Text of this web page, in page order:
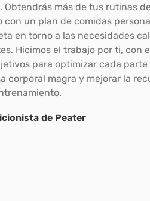
Obtendrás más de tus rutinas
con un plan de comidas
en torno a las necesidades
Hicimos el trabajo por ti, con
para optimizar cada parte
corporal magra y mejorar la
de Peater